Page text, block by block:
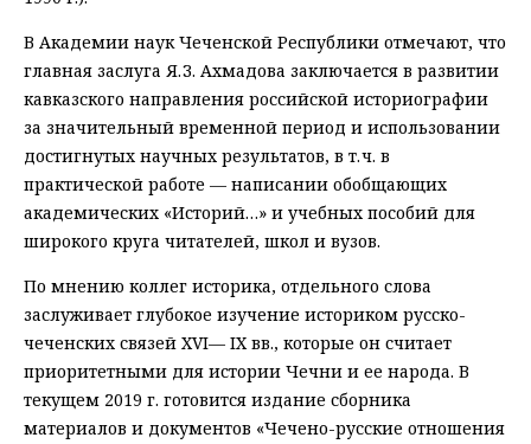
В Академии наук Чеченской Республики отмечают, что
главная заслуга Я. З. Ахмадова заключается в развитии
кавказского направления российской историографии
за значительный временной период и использовании
достигнутых научных результатов, в т. ч. в
практической работе — написании обобщающих
академических «Историй…» и учебных пособий для
широкого круга читателей, школ и вузов.
По мнению коллег историка, отдельного слова
заслуживает глубокое изучение историком русско-
чеченских связей XVI— IX вв., которые он считает
приоритетными для истории Чечни и ее народа. В
текущем 2019 г. готовится издание сборника
материалов и документов «Чечено-русские отношения